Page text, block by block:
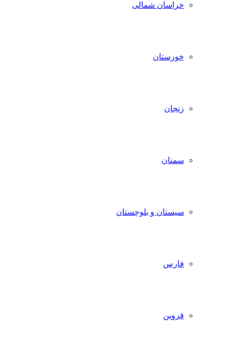
خراسان شمالی
خوزستان
زنجان
سمنان
سیستان و بلوچستان
فارس
قزوین